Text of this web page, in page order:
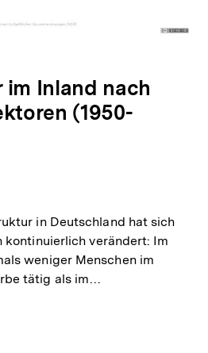
Inland nach
(1950-
in Deutschland hat sich
kontinuierlich verändert: Im
weniger Menschen im
tätig als im…